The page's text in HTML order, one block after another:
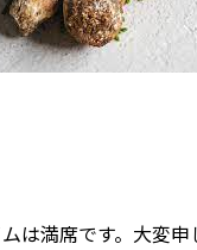
は満席です。大変申